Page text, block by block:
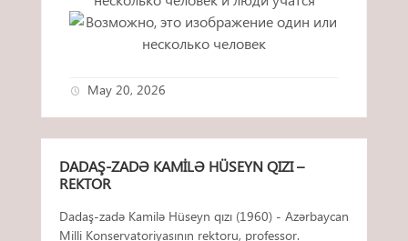
May 20, 2026
DADAŞ-ZADƏ KAMILƏ HÜSEYN QIZI –
REKTOR
Dadaş-zadə Kamilə Hüseyn qızı (1960) - Azərbaycan
Milli Konservatoriyasının rektoru, professor.